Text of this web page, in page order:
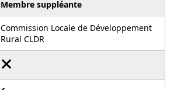
Membre suppléante
Commission Locale de Développement
Rural CLDR